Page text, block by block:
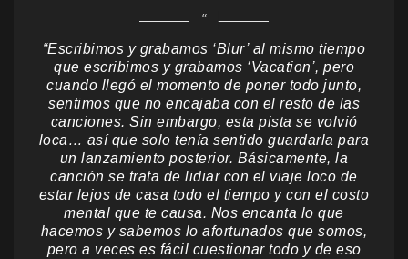
“Escribimos y grabamos ‘Blur’ al mismo tiempo
que escribimos y grabamos ‘Vacation’, pero
cuando llegó el momento de poner todo junto,
sentimos que no encajaba con el resto de las
canciones. Sin embargo, esta pista se volvió
loca… así que solo tenía sentido guardarla para
un lanzamiento posterior. Básicamente, la
canción se trata de lidiar con el viaje loco de
estar lejos de casa todo el tiempo y con el costo
mental que te causa. Nos encanta lo que
hacemos y sabemos lo afortunados que somos,
pero a veces es fácil cuestionar todo y de eso